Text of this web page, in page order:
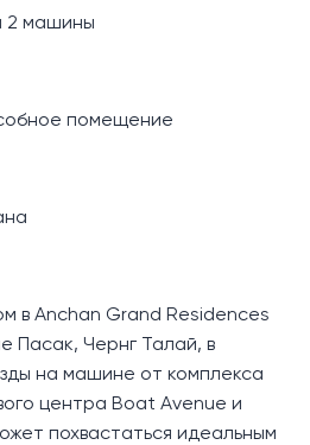
2 машины
помещение
в Anchan Grand Residences
Пасак, Чернг Талай, в
на машине от комплекса
центра Boat Avenue и
похвастаться идеальным